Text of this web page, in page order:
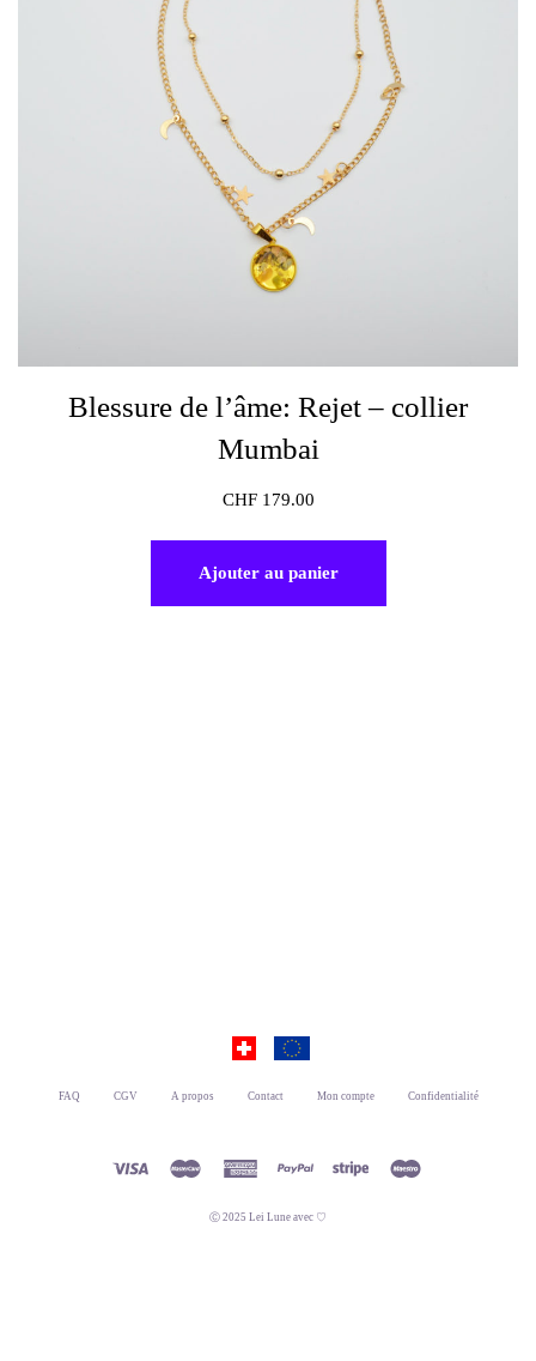
Blessure de l’âme: Rejet – collier
Mumbai
CHF179.00
Ajouter au panier
FAQ CGV A propos Contact Mon compte Confidentialité
Ⓒ 2025 Lei Lune avec ♡